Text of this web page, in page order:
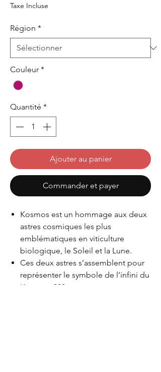
Taxe Incluse
Région *
Couleur *
Quantité *
Ajouter au panier
Commander et payer
Kosmos est un hommage aux deux
astres cosmiques les plus
emblématiques en viticulture
biologique, le Soleil et la Lune.
Ces deux astres s’assemblent pour
représenter le symbole de l’infini du
Kosmos, 888.